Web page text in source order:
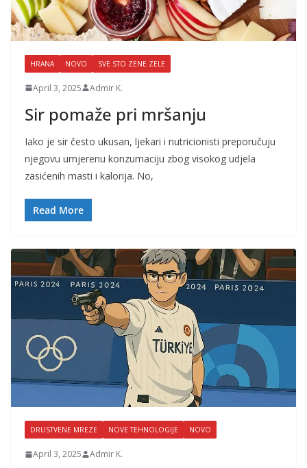
HRANA NOVO SVE STO ZENE ZELE
April 3, 2025 Admir K.
Sir pomaže pri mršanju
Iako je sir često ukusan, ljekari i nutricionisti preporučuju
njegovu umjerenu konzumaciju zbog visokog udjela
zasićenih masti i kalorija. No,
Read More
DRUSTVENE MREZE NOVE TEHNOLOGIJE NOVO
April 3, 2025 Admir K.